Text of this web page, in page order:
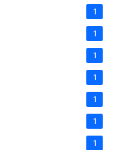
1
1
1
1
1
1
1